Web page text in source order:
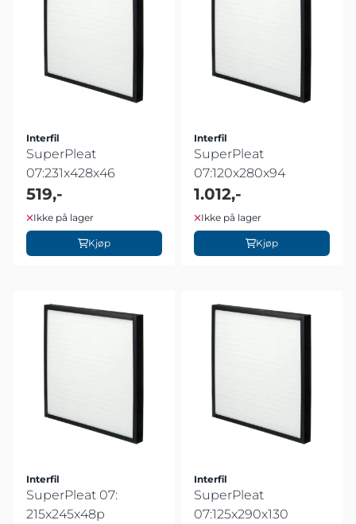
Interfil
SuperPleat
07:231x428x46
519,-
Ikke på lager
Kjøp
Interfil
SuperPleat
07:120x280x94
1.012,-
Ikke på lager
Kjøp
Interfil
SuperPleat 07:
215x245x48p
Interfil
SuperPleat
07:125x290x130